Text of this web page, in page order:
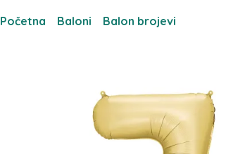
Početna Baloni Balon brojevi